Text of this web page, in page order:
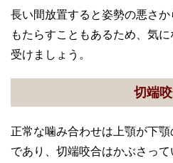
長い間放置すると姿勢の悪さか
もたらすこともあるため、気
受けましょう。
切端
正常な噛み合わせは上顎が下
であり、切端咬合はかぶさって